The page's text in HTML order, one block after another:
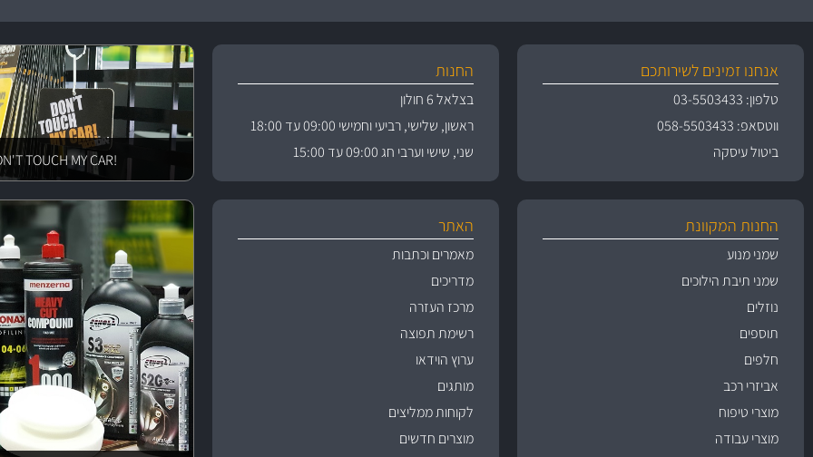
אנחנו זמינים לשירותכם
טלפון: 03-5503433
ווטסאפ: 058-5503433
ביטול עיסקה
החנות
בצלאל 6 חולון
ראשון, שלישי, רביעי וחמישי 09:00 עד 18:00
שני, שישי וערבי חג 09:00 עד 15:00
!DON'T TOUCH MY CAR
החנות המקוונת
שמני מנוע
שמני תיבת הילוכים
נוזלים
תוספים
חלפים
אביזרי רכב
מוצרי טיפוח
מוצרי עבודה
האתר
מאמרים וכתבות
מדריכים
מרכז העזרה
רשימת תפוצה
ערוץ הוידאו
מותגים
לקוחות ממליצים
מוצרים חדשים